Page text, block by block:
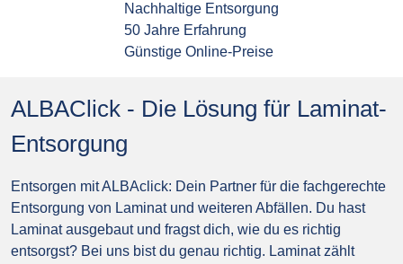
Nachhaltige Entsorgung
50 Jahre Erfahrung
Günstige Online-Preise
ALBAClick - Die Lösung für Laminat-
Entsorgung
Entsorgen mit ALBAclick: Dein Partner für die fachgerechte
Entsorgung von Laminat und weiteren Abfällen. Du hast
Laminat ausgebaut und fragst dich, wie du es richtig
entsorgst? Bei uns bist du genau richtig. Laminat zählt